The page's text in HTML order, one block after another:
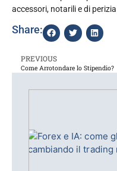
accessori, notarili e di
Share:
PREVIOUS
Come Arrotondare lo Stipendio?